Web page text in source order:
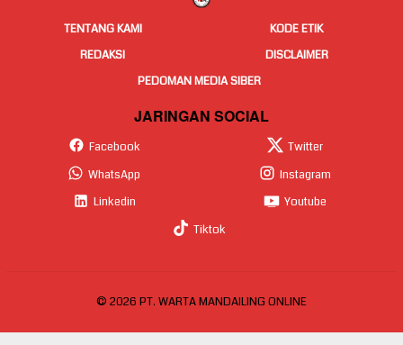
TENTANG KAMI
KODE ETIK
REDAKSI
DISCLAIMER
PEDOMAN MEDIA SIBER
JARINGAN SOCIAL
Facebook
Twitter
WhatsApp
Instagram
Linkedin
Youtube
Tiktok
© 2026 PT. WARTA MANDAILING ONLINE